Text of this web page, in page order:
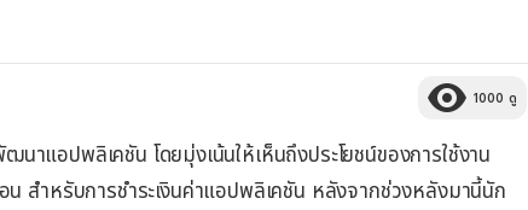
1000 ดู
นาแอปพลิเคชัน โดยมุ่งเน้นให้เห็นถึงประโยชน์ของการใช้งาน
สำหรับการชำระเงินค่าแอปพลิเคชัน หลังจากช่วงหลังมานี้นัก